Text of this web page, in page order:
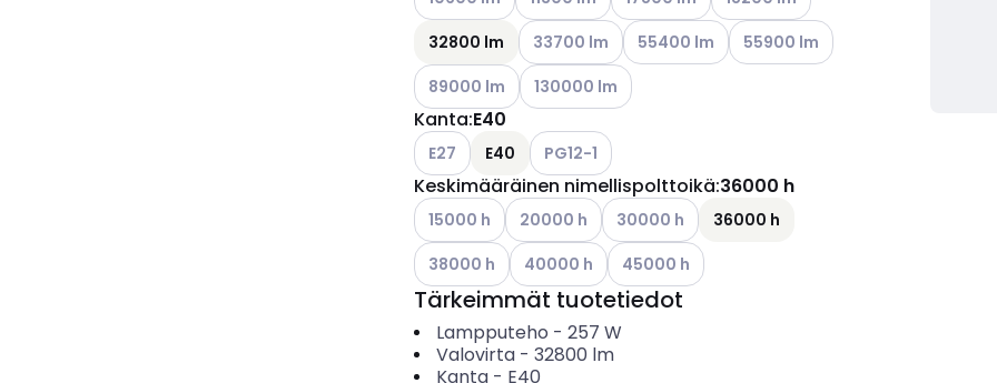
32800 lm
Katso käytettävissä olevat vaihtoehdot
33700 lm Katso käytettävissä olevat vaihtoehdot
55400 lm Katso käytettävissä olevat
55900 lm
Katso käytettävissä olevat vaihtoehdot
89000 lm Katso käytettävissä olevat vaihtoehdot
130000 lm
Kanta:E40
Katso käytettävissä olevat vaihtoehdot
E27 E40 Katso käytettävissä olevat vaihtoehdot
PG12-1
Keskimääräinen nimellispolttoikä:36000 h
Katso käytettävissä olevat vaihtoehdot
15000 h Katso käytettävissä olevat vaihtoehdot
20000 h Katso käytettävissä olevat vaihtoehdot
30000 h
36000 h
Katso käytettävissä olevat vaihtoehdot
38000 h Katso käytettävissä olevat vaihtoehdot
40000 h Katso käytettävissä olevat vaihtoehdot
45000 h
Tärkeimmät tuotetiedot
Lampputeho - 257 W
Valovirta- 32800 lm
Kanta- E40